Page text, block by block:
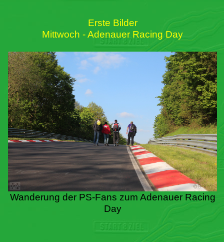
Erste Bilder
Mittwoch - Adenauer Racing Day
Wanderung der PS-Fans zum Adenauer Racing
Day